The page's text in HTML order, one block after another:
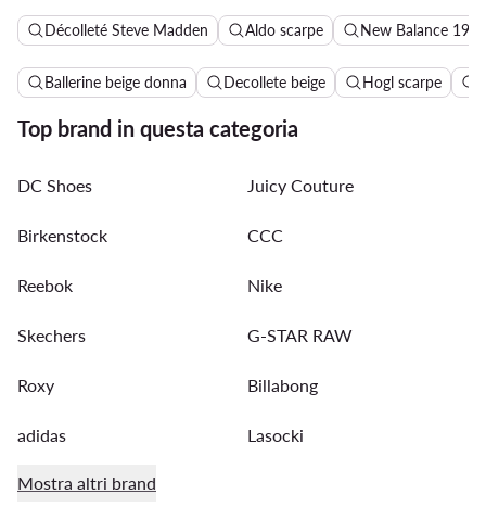
Décolleté Steve Madden Aldo scarpe New Balance
Ballerine beige donna Decollete beige Hogl scarpe
Top brand in questa categoria
DC Shoes Juicy Couture
Birkenstock CCC
Reebok Nike
Skechers G-STAR RAW
Roxy Billabong
adidas Lasocki
Mostra altri brand